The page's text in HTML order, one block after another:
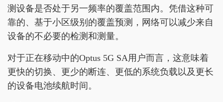
测设备是否处于另一频率的覆盖范围内。凭借这种可
靠的、基于小区级别的覆盖预测，网络可以减少来自
设备的不必要的检测和测量。
对于正在移动中的Optus 5G SA用户而言，这意味着
更快的切换、更少的断连、更低的系统负载以及更长
的设备电池续航时间。